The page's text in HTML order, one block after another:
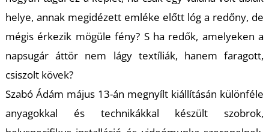
helye, annak megidézett emléke előtt lóg a redőny, de
mégis érkezik mögüle fény? S ha redők, amelyeken a
napsugár áttör nem lágy textíliák, hanem faragott,
csiszolt kövek?
Szabó Ádám május 13-án megnyílt kiállításán különféle
anyagokkal és technikákkal készült szobrok,